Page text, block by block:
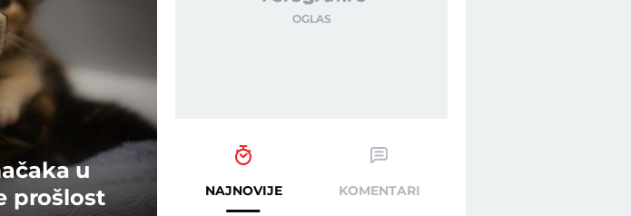
u
prošlost
NAJNOVIJE KOMENTARI